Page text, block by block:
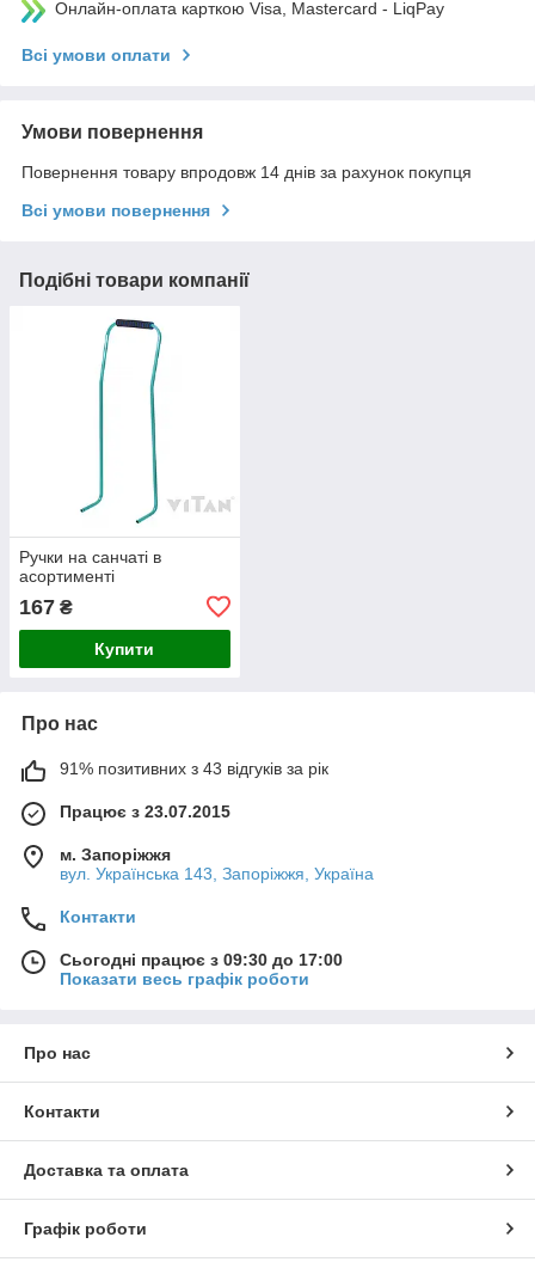
Онлайн-оплата карткою Visa, Mastercard - LiqPay
Всі умови оплати
Умови повернення
Повернення товару впродовж 14 днів за рахунок покупця
Всі умови повернення
Подібні товари компанії
Ручки на санчаті в
асортименті
167 ₴
Купити
Про нас
91% позитивних з 43 відгуків за рік
Працює з 23.07.2015
м. Запоріжжя
вул. Українська 143, Запоріжжя, Україна
Контакти
Сьогодні працює з 09:30 до 17:00
Показати весь графік роботи
Про нас
Контакти
Доставка та оплата
Графік роботи